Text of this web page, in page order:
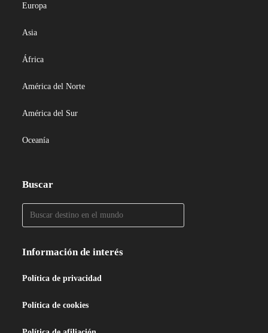
Europa
Asia
África
América del Norte
América del Sur
Oceanía
Buscar
Información de interés
Política de privacidad
Política de cookies